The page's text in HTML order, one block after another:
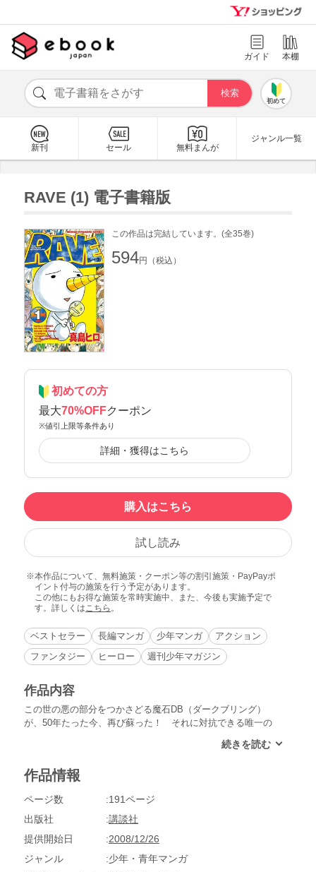
ガイド 本棚
初めて
新刊 セール 無料まんが
ジャンル一覧
RAVE (1) 電子書籍版
この作品は完結しています。(全35巻)
594円（税込）
初めての方
最大70%OFFクーポン
※値引上限等条件あり
詳細・獲得はこちら
購入はこちら
試し読み
本作品について、無料施策・クーポン等の割引施策・PayPayポ
イント付与の施策を行う予定があります。
この他にもお得な施策を常時実施中、また、今後も実施予定で
す。詳しくはこちら 。
ベストセラー 長編マンガ 少年マンガ
アクション
ファンタジー
ヒーロー 週刊少年マガジン
作品内容
この世の悪の部分をつかさどる魔石DB（ダークブリング）
が、50年たった今、再び蘇った！ それに対抗できる唯一の
５０年前の光と闇の戦争を知る、レイヴの使い？プルーとと
ら大陸へと旅立った!! アニメ化もされた大人気冒険ファンタ
作品情報
ページ数
191ページ
出版社
講談社
提供開始日
2008/12/26
ジャンル
少年・青年マンガ